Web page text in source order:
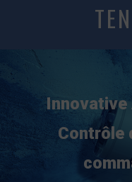
Contrôle